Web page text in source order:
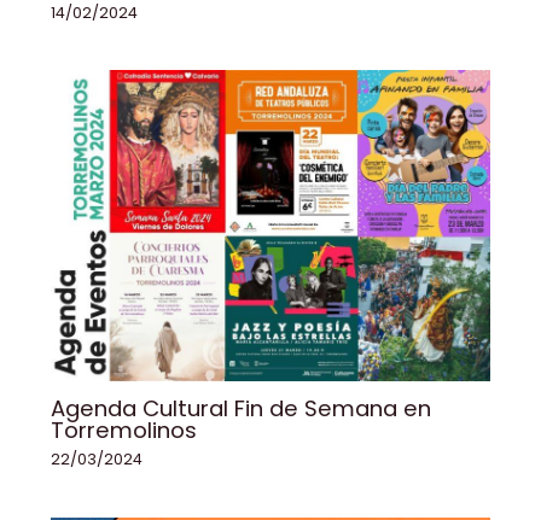
14/02/2024
Agenda Cultural Fin de Semana en
Torremolinos
22/03/2024